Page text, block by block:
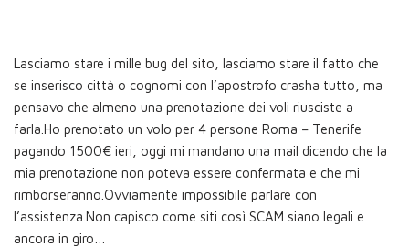
Lasciamo stare i mille bug del sito, lasciamo stare il fatto che
se inserisco città o cognomi con l’apostrofo crasha tutto, ma
pensavo che almeno una prenotazione dei voli riusciste a
farla.Ho prenotato un volo per 4 persone Roma – Tenerife
pagando 1500€ ieri, oggi mi mandano una mail dicendo che la
mia prenotazione non poteva essere confermata e che mi
rimborseranno.Ovviamente impossibile parlare con
l’assistenza.Non capisco come siti così SCAM siano legali e
ancora in giro…